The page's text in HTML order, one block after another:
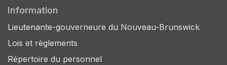
Information
Lieutenante-gouverneure du Nouveau-Brunswick
Lois et règlements
Répertoire du personnel